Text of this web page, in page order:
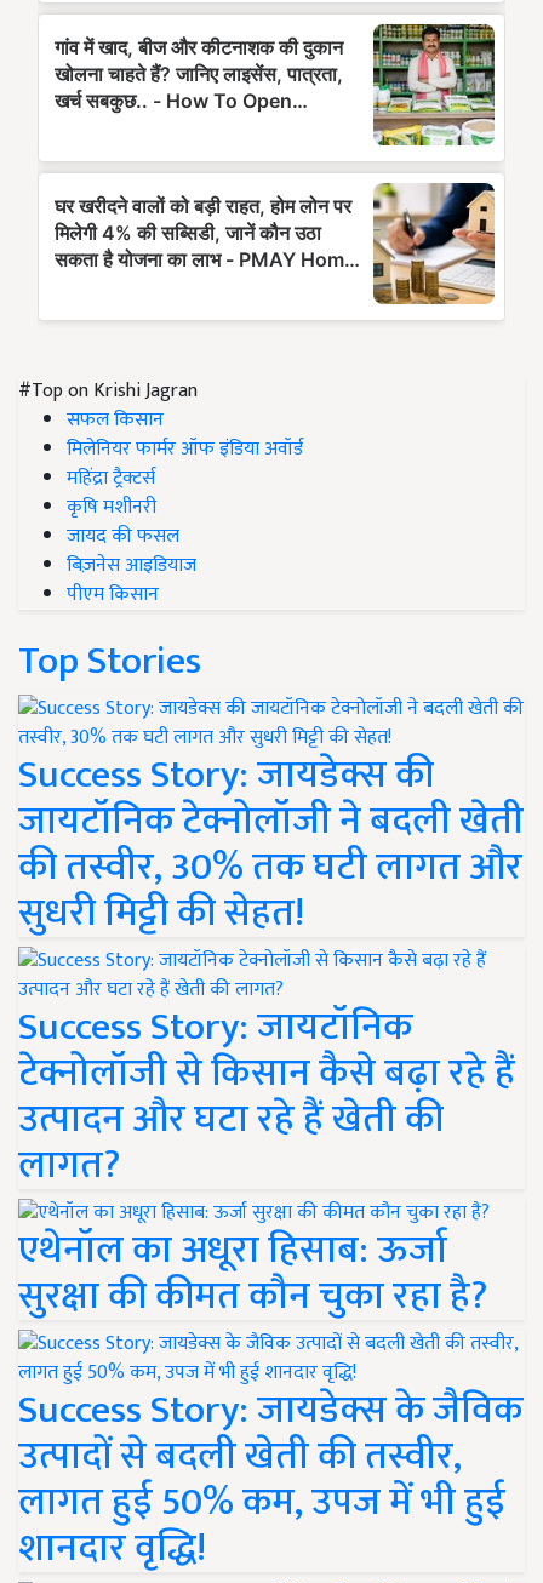
#Top on Krishi Jagran
सफल किसान
मिलेनियर फार्मर ऑफ इंडिया अवॉर्ड
महिंद्रा ट्रैक्टर्स
कृषि मशीनरी
जायद की फसल
बिज़नेस आइडियाज
पीएम किसान
Top Stories
Success Story: जायडेक्स की
जायटॉनिक टेक्नोलॉजी ने बदली खेती
की तस्वीर, 30% तक घटी लागत और
सुधरी मिट्टी की सेहत!
Success Story: जायटॉनिक
टेक्नोलॉजी से किसान कैसे बढ़ा रहे हैं
उत्पादन और घटा रहे हैं खेती की
लागत?
एथेनॉल का अधूरा हिसाब: ऊर्जा
सुरक्षा की कीमत कौन चुका रहा है?
Success Story: जायडेक्स के जैविक
उत्पादों से बदली खेती की तस्वीर,
लागत हुई 50% कम, उपज में भी हुई
शानदार वृद्धि!